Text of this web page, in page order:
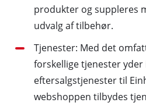
produkter og suppleres
udvalg af tilbehør.
Tjenester: Med det
forskellige tjenester yder
eftersalgstjenester til
webshoppen tilbydes